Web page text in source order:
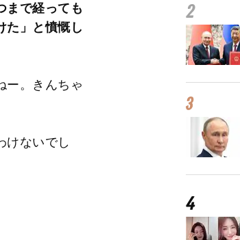
まで経っても
た」と憤慨し
。きんちゃ
ないでし